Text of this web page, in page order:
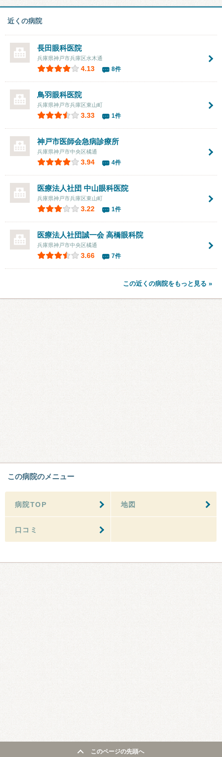
近くの病院
長田眼科医院
兵庫県神戸市兵庫区水木通
4.13 8件
鳥羽眼科医院
兵庫県神戸市兵庫区東山町
3.33 1件
神戸市医師会急病診療所
兵庫県神戸市中央区橘通
3.94 4件
医療法人社団 中山眼科医院
兵庫県神戸市兵庫区東山町
3.22 1件
医療法人社団誠一会 高橋眼科院
兵庫県神戸市中央区橘通
3.66 7件
この近くの病院をもっと見る »
この病院のメニュー
病院TOP 地図
口コミ
このページの先頭へ